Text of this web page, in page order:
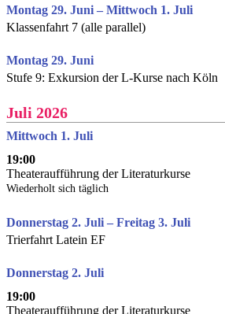
Montag 29. Juni – Mittwoch 1. Juli
Klassenfahrt 7 (alle parallel)
Montag 29. Juni
Stufe 9: Exkursion der L-Kurse nach Köln
Juli 2026
Mittwoch 1. Juli
19:00
Theateraufführung der Literaturkurse
Wiederholt sich täglich
Donnerstag 2. Juli – Freitag 3. Juli
Trierfahrt Latein EF
Donnerstag 2. Juli
19:00
Theateraufführung der Literaturkurse